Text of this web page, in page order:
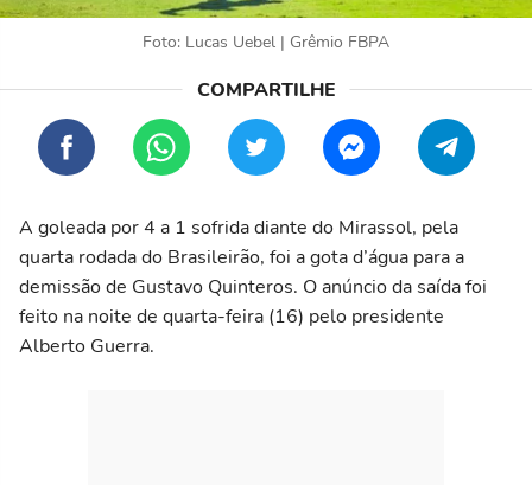
Foto: Lucas Uebel | Grêmio FBPA
A goleada por 4 a 1 sofrida diante do Mirassol, pela
quarta rodada do Brasileirão, foi a gota d’água para a
demissão de Gustavo Quinteros. O anúncio da saída foi
feito na noite de quarta-feira (16) pelo presidente
Alberto Guerra.